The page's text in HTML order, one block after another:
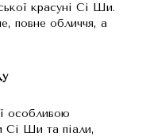
красуні Сі Ши.
повне обличчя, а
особливою
Сі Ши та піали,